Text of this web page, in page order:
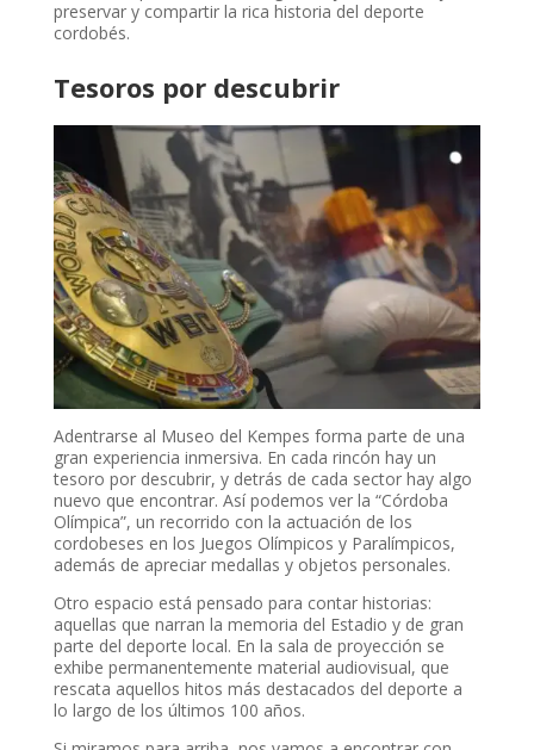
preservar y compartir la rica historia del deporte
cordobés.
Tesoros por descubrir
Adentrarse al Museo del Kempes forma parte de una
gran experiencia inmersiva. En cada rincón hay un
tesoro por descubrir, y detrás de cada sector hay algo
nuevo que encontrar. Así podemos ver la “Córdoba
Olímpica”, un recorrido con la actuación de los
cordobeses en los Juegos Olímpicos y Paralímpicos,
además de apreciar medallas y objetos personales.
Otro espacio está pensado para contar historias:
aquellas que narran la memoria del Estadio y de gran
parte del deporte local. En la sala de proyección se
exhibe permanentemente material audiovisual, que
rescata aquellos hitos más destacados del deporte a
lo largo de los últimos 100 años.